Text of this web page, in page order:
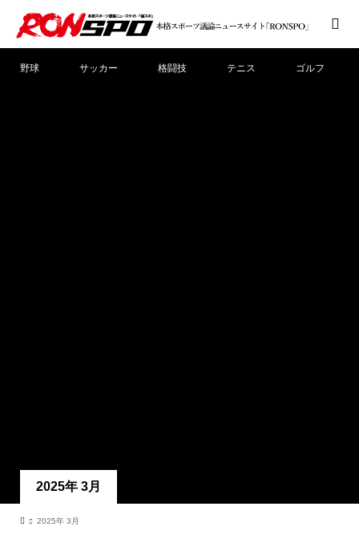
野球 サッカー 格闘技 テニス ゴルフ
2025年 3月
2025年 3月